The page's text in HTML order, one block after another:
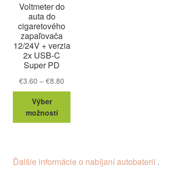
Voltmeter do
auta do
cigaretového
zapaľovača
12/24V + verzia
2x USB-C
Super PD
€3.60 – €8.80
range:
€8.80
Výber
možností
si
Ďalšie informácie o nabíjaní autobaterií.